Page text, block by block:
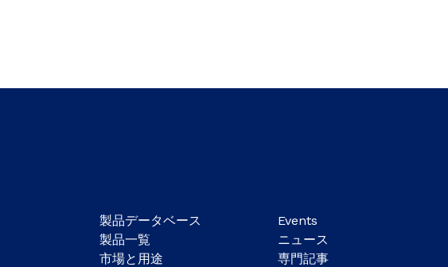
製品データベース
製品一覧
市場と用途
Events
ニュース
専門記事